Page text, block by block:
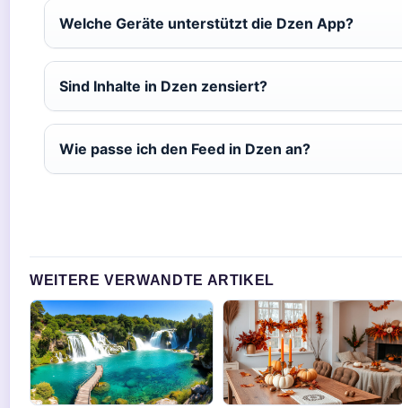
Welche Geräte unterstützt die Dzen App?
Sind Inhalte in Dzen zensiert?
Wie passe ich den Feed in Dzen an?
WEITERE VERWANDTE ARTIKEL